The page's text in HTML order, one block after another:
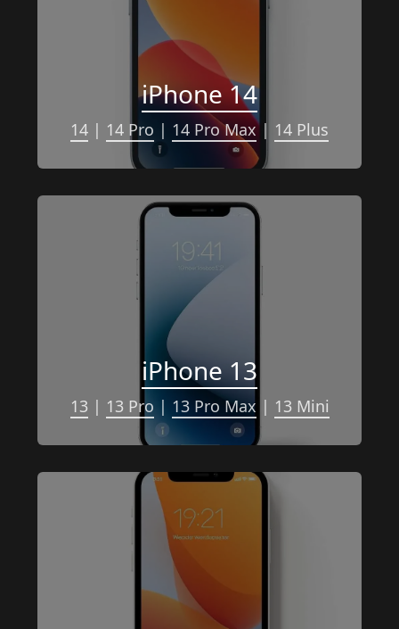
iPhone 14
14 | 14 Pro | 14 Pro Max | 14 Plus
iPhone 13
13 | 13 Pro | 13 Pro Max | 13 Mini